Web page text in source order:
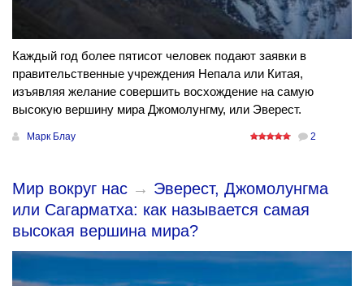
Каждый год более пятисот человек подают заявки в
правительственные учреждения Непала или Китая,
изъявляя желание совершить восхождение на самую
высокую вершину мира Джомолунгму, или Эверест.
Марк Блау 2
Мир вокруг нас → Эверест, Джомолунгма
или Сагарматха: как называется самая
высокая вершина мира?